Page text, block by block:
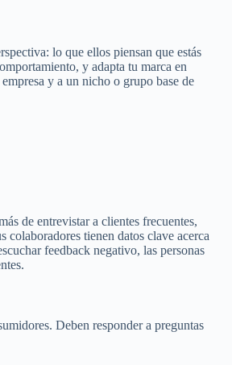
lo que ellos piensan que estás
y adapta tu marca en
y a un nicho o grupo base de
de entrevistar a clientes frecuentes,
colaboradores tienen datos clave acerca
feedback negativo, las personas
Deben responder a preguntas